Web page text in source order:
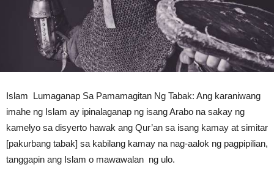
Islam Lumaganap Sa Pamamagitan Ng Tabak: Ang karaniwang
imahe ng Islam ay ipinalaganap ng isang Arabo na sakay ng
kamelyo sa disyerto hawak ang Qur’an sa isang kamay at simitar
[pakurbang tabak] sa kabilang kamay na nag-aalok ng pagpipilian,
tanggapin ang Islam o mawawalan ng ulo.